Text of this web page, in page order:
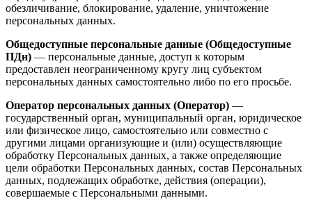
обезличивание, блокирование, удаление, уничтожение
персональных данных.
Общедоступные персональные данные (Общедоступные
ПДн) — персональные данные, доступ к которым
предоставлен неограниченному кругу лиц субъектом
персональных данных самостоятельно либо по его просьбе.
Оператор персональных данных (Оператор) —
государственный орган, муниципальный орган, юридическое
или физическое лицо, самостоятельно или совместно с
другими лицами организующие и (или) осуществляющие
обработку Персональных данных, а также определяющие
цели обработки Персональных данных, состав Персональных
данных, подлежащих обработке, действия (операции),
совершаемые с Персональными данными.